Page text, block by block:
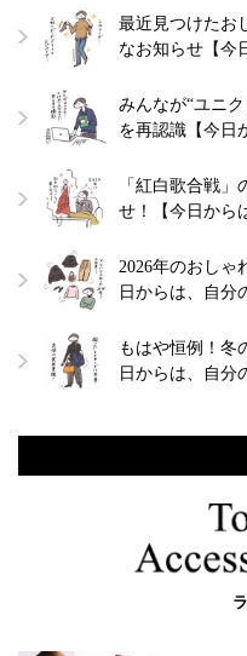
最近見つけたお
なお知らせ【今
みんなが“ユニ
を再認識【今日
「紅白歌合戦
せ！【今日から
2026年のおしゃ
日からは、自
もはや恒例！冬
日からは、自